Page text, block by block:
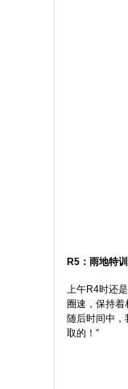
R5：雨地特
上午R4时还
圈速，保持着
随后时间中
取的！”